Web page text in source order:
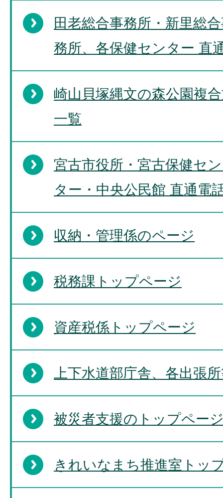
田老総合事務所・新里総
務所、各保健センター 直
崎山貝塚縄文の森公園複
一覧
宮古市役所・宮古保健セ
ター・中央公民館 直通電
収納・管理係のページ
税務課トップページ
資産税係トップページ
上下水道部庁舎、各出張
被災者支援のトップペー
きれいなまち推進室トッ